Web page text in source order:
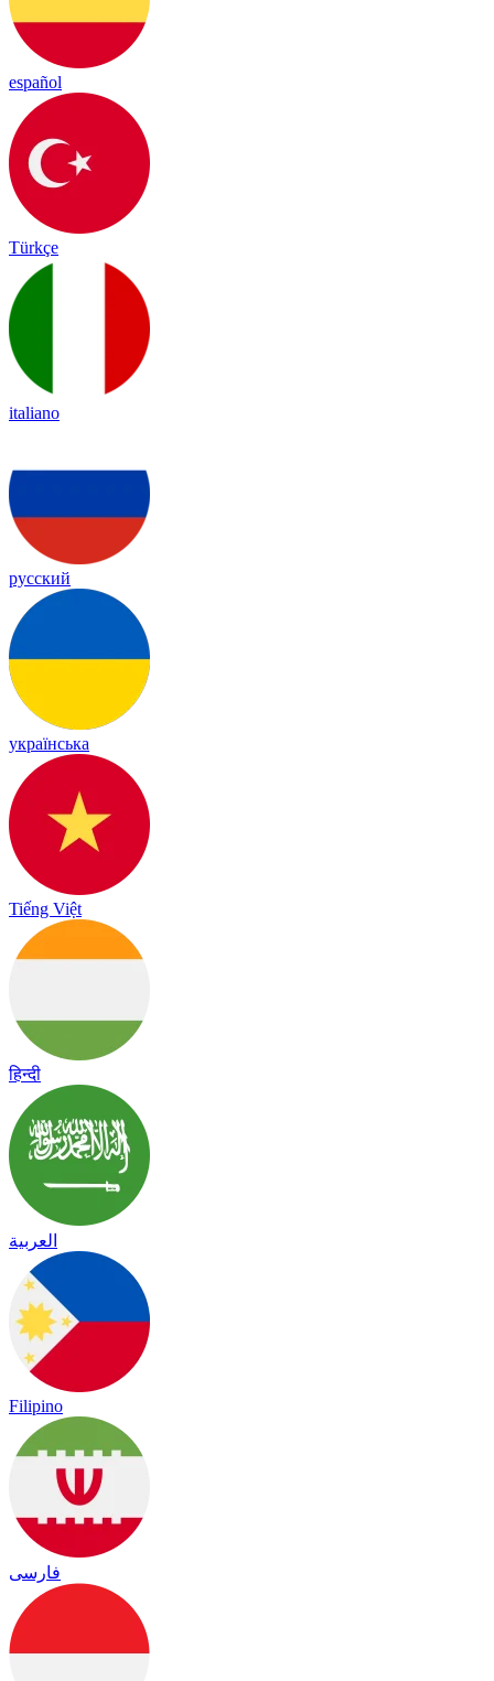
español
Türkçe
italiano
русский
українська
Tiếng Việt
हिन्दी
العربية
Filipino
فارسی